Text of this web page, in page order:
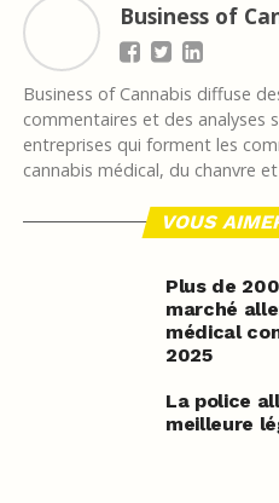
Business of
Business of Cannabis diffuse
commentaires et des analyses
entreprises qui forment les
cannabis médical, du chanvre
VOUS
Plus de
marché
médical
2025
La police
meilleure